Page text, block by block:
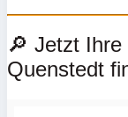
🔎 Jetzt
Quenstedt